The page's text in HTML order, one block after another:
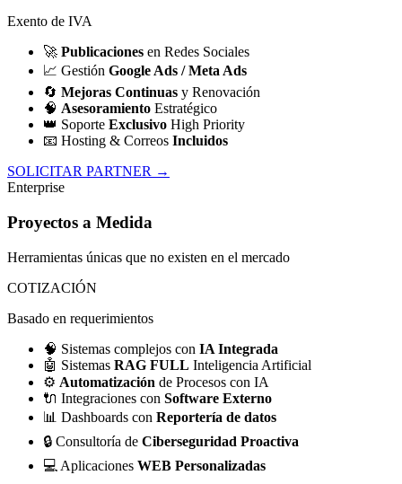
Exento de IVA
🚀 Publicaciones en Redes Sociales
📈 Gestión Google Ads / Meta Ads
🔄 Mejoras Continuas y Renovación
🧠 Asesoramiento Estratégico
👑 Soporte Exclusivo High Priority
📧 Hosting & Correos Incluidos
SOLICITAR PARTNER →
Enterprise
Proyectos a Medida
Herramientas únicas que no existen en el mercado
COTIZACIÓN
Basado en requerimientos
🧠 Sistemas complejos con IA Integrada
🤖 Sistemas RAG FULL Inteligencia Artificial
⚙️ Automatización de Procesos con IA
🔌 Integraciones con Software Externo
📊 Dashboards con Reportería de datos
🔒 Consultoría de Ciberseguridad Proactiva
💻 Aplicaciones WEB Personalizadas